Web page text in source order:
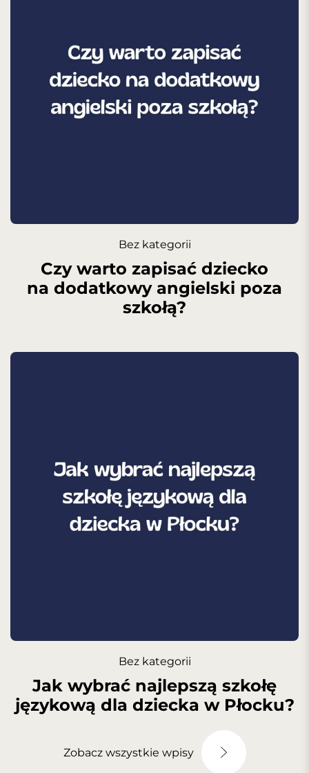
Bez kategorii
Czy warto zapisać dziecko
na dodatkowy angielski poza
szkołą?
Bez kategorii
Jak wybrać najlepszą szkołę
językową dla dziecka w Płocku?
Zobacz wszystkie wpisy